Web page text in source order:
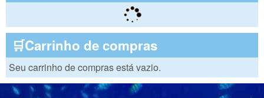
🛒Carrinho de compras
Seu carrinho de compras está vazio.